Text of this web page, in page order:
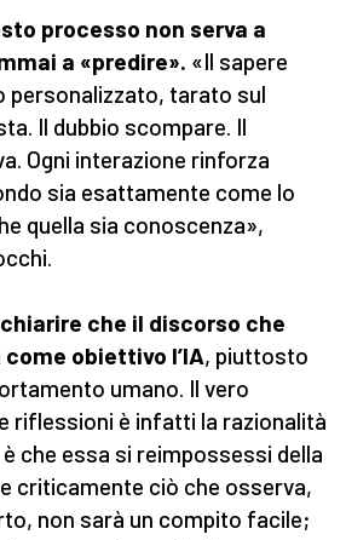
processo non serva a
a «predire». «Il sapere
personalizzato, tarato sul
Il dubbio scompare. Il
Ogni interazione rinforza
sia esattamente come lo
quella sia conoscenza»,
che il discorso che
obiettivo l’IA, piuttosto
umano. Il vero
riflessioni è infatti la razionalità
è che essa si reimpossessi della
criticamente ciò che osserva,
non sarà un compito facile;